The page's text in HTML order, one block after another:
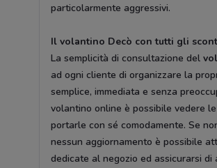
particolarmente aggressivi.
Il volantino Decò con tutti gli
La semplicità di consultazione del
ad ogni cliente di organizzare la
semplice, immediata e senza
volantino online è possibile vedere
portarle con sé comodamente. Se
nessun aggiornamento è possibile
dedicate al negozio ed assicurarsi di